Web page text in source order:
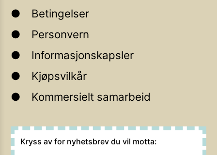
Betingelser
Personvern
Informasjonskapsler
Kjøpsvilkår
Kommersielt samarbeid
Kryss av for nyhetsbrev du vil motta: